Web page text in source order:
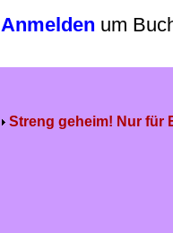
Anmelden um
Streng geheim! Nur für